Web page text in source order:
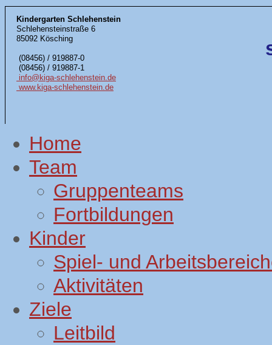
Kindergarten Schlehenstein
Schlehensteinstraße 6
85092 Kösching
(08456) / 919887-0
(08456) / 919887-1
info@kiga-schlehenstein.de
www.kiga-schlehenstein.de
Home
Team
Gruppenteams
Fortbildungen
Kinder
Spiel- und
Aktivitäten
Ziele
Leitbild